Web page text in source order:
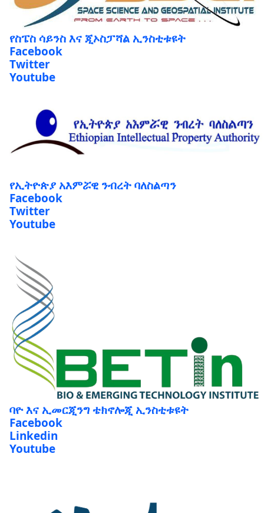
የስፔስ ሳይንስ እና ጂኦስፓሻል ኢንስቲቱዩት
Facebook
Twitter
Youtube
የኢትዮጵያ አእምሯዊ ንብረት ባለስልጣን
Facebook
Twitter
Youtube
ባዮ እና ኢመርጂንግ ቴክኖሎጂ ኢንስቲቱዩት
Facebook
Linkedin
Youtube